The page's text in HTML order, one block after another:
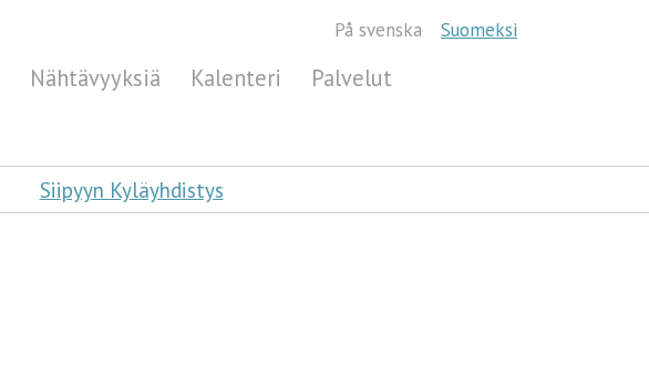
På svenska Suomeksi
Nähtävyyksiä Kalenteri
Palvelut
Siipyyn Kyläyhdistys